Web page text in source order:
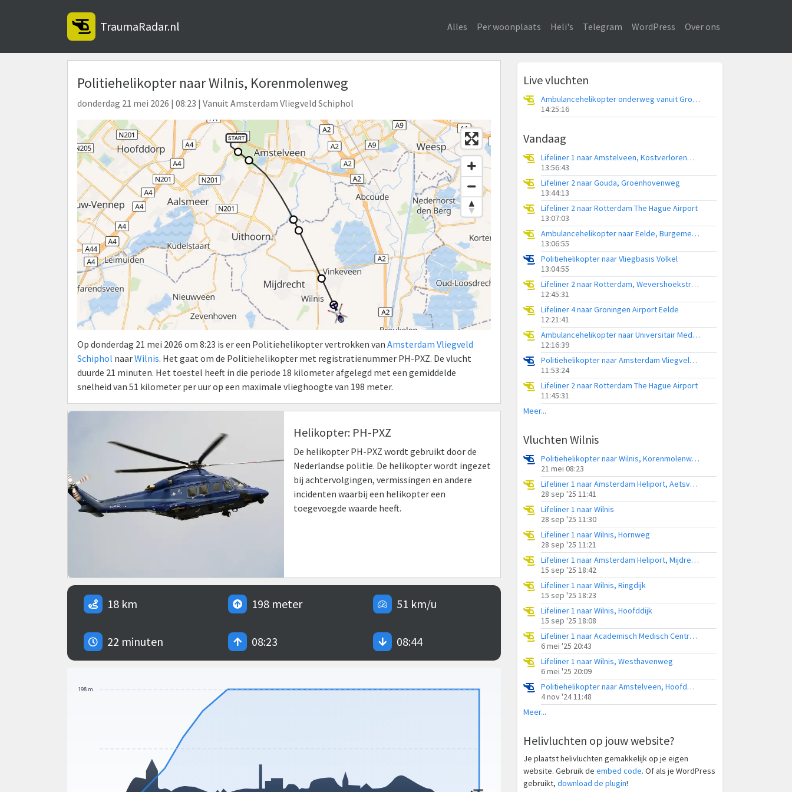
TraumaRadar.nl Alles Per woonplaats Heli's Telegram WordPress Over ons
Politiehelikopter naar Wilnis, Korenmolenweg
donderdag 21 mei 2026 | 08:23 | Vanuit Amsterdam Vliegveld Schiphol
Op donderdag 21 mei 2026 om 8:23 is er een Politiehelikopter vertrokken van Amsterdam Vliegveld
Schiphol naarWilnis. Het gaat om de Politiehelikopter met registratienummer PH-PXZ. De vlucht
duurde 21 minuten. Het toestel heeft in die periode 18 kilometer afgelegd met een gemiddelde
snelheid van 51 kilometer per uur op een maximale vlieghoogte van 198 meter.
Helikopter: PH-PXZ
De helikopter PH-PXZ wordt gebruikt door de
Nederlandse politie. De helikopter wordt ingezet
bij achtervolgingen, vermissingen en andere
incidenten waarbij een helikopter een
toegevoegde waarde heeft.
18 km 198 meter 51 km/u
22 minuten 08:23 08:44
Live vluchten
Ambulancehelikopter onderweg vanuit Groningen Airport Eelde
14:25:16
Vandaag
Lifeliner 1 naar Amstelveen, Kostverlorenweg
13:56:43
Lifeliner 2 naar Gouda, Groenhovenweg
13:44:13
Lifeliner 2 naar Rotterdam The Hague Airport
13:07:03
Ambulancehelikopter naar Eelde, Burgemeester J.G. Legroweg
13:06:55
Politiehelikopter naar Vliegbasis Volkel
13:04:55
Lifeliner 2 naar Rotterdam, Wevershoekstraat
12:45:31
Lifeliner 4 naar Groningen Airport Eelde
12:21:41
Ambulancehelikopter naar Universitair Medisch Centrum Groningen
12:16:39
Politiehelikopter naar Amsterdam Vliegveld Schiphol
11:53:24
Lifeliner 2 naar Rotterdam The Hague Airport
11:45:31
Meer...
Vluchten Wilnis
Politiehelikopter naar Wilnis, Korenmolenweg
21 mei 08:23
Lifeliner 1 naar Amsterdam Heliport, Aetsveld
28 sep '25 11:41
Lifeliner 1 naar Wilnis
28 sep '25 11:30
Lifeliner 1 naar Wilnis, Hornweg
28 sep '25 11:21
Lifeliner 1 naar Amsterdam Heliport, Mijdrechtse dwarsweg
15 sep '25 18:42
Lifeliner 1 naar Wilnis, Ringdijk
15 sep '25 18:23
Lifeliner 1 naar Wilnis, Hoofddijk
15 sep '25 18:08
Lifeliner 1 naar Academisch Medisch Centrum (AMC), Waverveense pad
6 mei '25 20:43
Lifeliner 1 naar Wilnis, Westhavenweg
6 mei '25 20:09
Politiehelikopter naar Amstelveen, Hoofdweg
4 nov '24 11:48
Meer...
Helivluchten op jouw website?
Je plaatst helivluchten gemakkelijk op je eigen
website. Gebruik de embed code. Of als je WordPress
gebruikt, download de plugin!